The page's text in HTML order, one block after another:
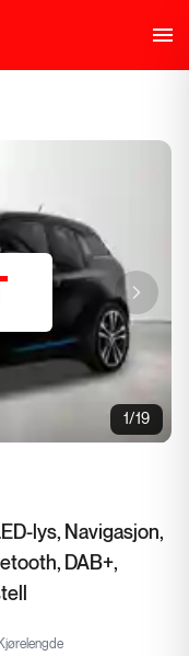
Next
1/19
lys, Navigasjon,
DAB+,
Kjørelengde